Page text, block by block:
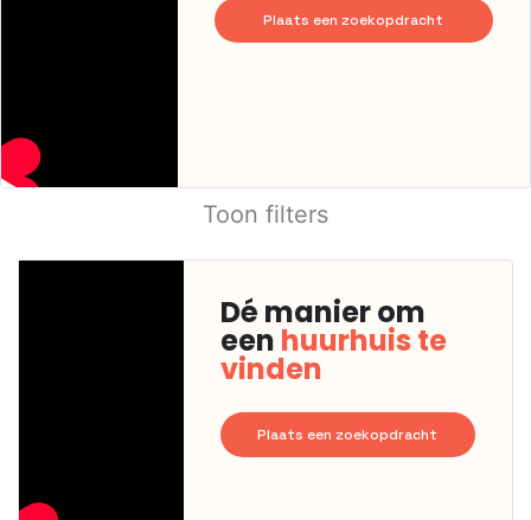
Plaats een zoekopdracht
Toon filters
Dé manier om
een huurhuis te
vinden
Plaats een zoekopdracht